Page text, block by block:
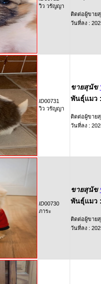
วิว วรัญญา
ติดต่อผู้ขาย
วันที่ลง :
ID00731
วิว วรัญญา
ขายสุนัข
พันธุ์แมว
ติดต่อผู้ขาย
วันที่ลง :
ID00730
ภาระ
ขายสุนัข
พันธุ์แมว
ติดต่อผู้ขาย
วันที่ลง :